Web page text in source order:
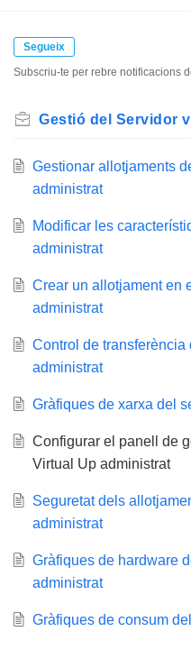
Segueix
Subscriu-te per rebre notificacions
Gestió del Servidor
Gestionar allotjaments
administrat
Modificar les
administrat
Crear un allotjament en
administrat
Control de
administrat
Gràfiques de xarxa del
Configurar el panell de
Virtual Up administrat
Seguretat dels
administrat
Gràfiques de hardware
administrat
Gràfiques de consum